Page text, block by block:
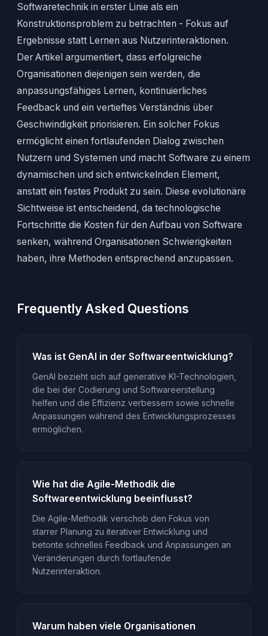
Softwaretechnik in erster Linie als ein
Konstruktionsproblem zu betrachten - Fokus auf
Ergebnisse statt Lernen aus Nutzerinteraktionen.
Der Artikel argumentiert, dass erfolgreiche
Organisationen diejenigen sein werden, die
anpassungsfähiges Lernen, kontinuierliches
Feedback und ein vertieftes Verständnis über
Geschwindigkeit priorisieren. Ein solcher Fokus
ermöglicht einen fortlaufenden Dialog zwischen
Nutzern und Systemen und macht Software zu einem
dynamischen und sich entwickelnden Element,
anstatt ein festes Produkt zu sein. Diese evolutionäre
Sichtweise ist entscheidend, da technologische
Fortschritte die Kosten für den Aufbau von Software
senken, während Organisationen Schwierigkeiten
haben, ihre Methoden entsprechend anzupassen.
Frequently Asked Questions
Was ist GenAI in der Softwareentwicklung?
GenAI bezieht sich auf generative KI-Technologien,
die bei der Codierung und Softwareerstellung
helfen und die Effizienz verbessern sowie schnelle
Anpassungen während des Entwicklungsprozesses
ermöglichen.
Wie hat die Agile-Methodik die
Softwareentwicklung beeinflusst?
Die Agile-Methodik verschob den Fokus von
starrer Planung zu iterativer Entwicklung und
betonte schnelles Feedback und Anpassungen an
Veränderungen durch fortlaufende
Nutzerinteraktion.
Warum haben viele Organisationen